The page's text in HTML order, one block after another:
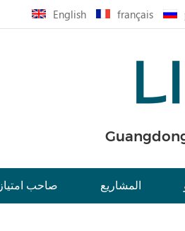
English français
صاحب امتياز المشاريع